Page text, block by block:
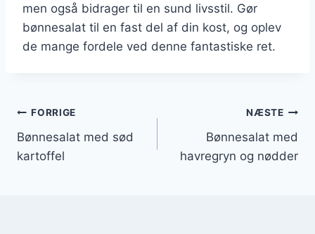
men også bidrager til en sund livsstil. Gør
bønnesalat til en fast del af din kost, og oplev
de mange fordele ved denne fantastiske ret.
Indlægsnavigation
FORRIGE
Bønnesalat med sød
kartoffel
NÆSTE
Bønnesalat med
havregryn og nødder